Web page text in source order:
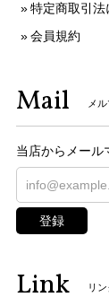
特定商取引
会員規約
Mail メ
当店からメール
登録
Link リン